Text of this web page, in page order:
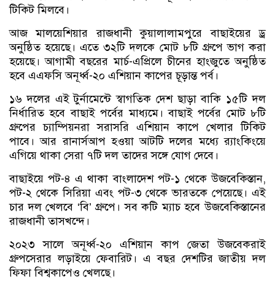
টিকিট মিলবে।
আজ মালয়েশিয়ার রাজধানী কুয়ালালামপুরে বাছাইয়ের ড্র
অনুষ্ঠিত হয়েছে। এতে ৩২টি দলকে মোট ৮টি গ্রুপে ভাগ করা
হয়েছে। আগামী বছরের মার্চ-এপ্রিলে চীনের হাংজুতে অনুষ্ঠিত
হবে এএফসি অনূর্ধ্ব-২০ এশিয়ান কাপের চূড়ান্ত পর্ব।
১৬ দলের এই টুর্নামেন্টে স্বাগতিক দেশ ছাড়া বাকি ১৫টি দল
নির্ধারিত হবে বাছাই পর্বের মাধ্যমে। বাছাই পর্বের মোট ৮টি
গ্রুপের চ্যাম্পিয়নরা সরাসরি এশিয়ান কাপে খেলার টিকিট
পাবে। আর রানার্সআপ হওয়া আটটি দলের মধ্যে র‌্যাংকিংয়ে
এগিয়ে থাকা সেরা ৭টি দল তাদের সঙ্গে যোগ দেবে।
বাছাইয়ে পট-৪ এ থাকা বাংলাদেশ পট-১ থেকে উজবেকিস্তান,
পট-২ থেকে সিরিয়া এবং পট-৩ থেকে ভারতকে পেয়েছে। এই
চার দল খেলবে ‘বি’ গ্রুপে। সব কটি ম্যাচ হবে উজবেকিস্তানের
রাজধানী তাসখন্দে।
২০২৩ সালে অনূর্ধ্ব-২০ এশিয়ান কাপ জেতা উজবেকরাই
গ্রুপসেরার লড়াইয়ে ফেবারিট। এ বছর দেশটির জাতীয় দল
ফিফা বিশ্বকাপেও খেলছে।